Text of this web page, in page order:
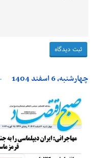
چهارشنبه، 6 اسفند 1404